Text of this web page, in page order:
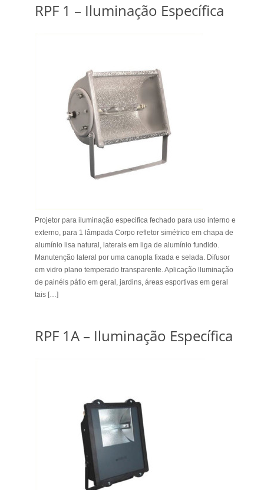
RPF 1 – Iluminação Específica
Projetor para iluminação especifica fechado para uso interno e
externo, para 1 lâmpada Corpo refletor simétrico em chapa de
alumínio lisa natural, laterais em liga de alumínio fundido.
Manutenção lateral por uma canopla fixada e selada. Difusor
em vidro plano temperado transparente. Aplicação lluminação
de painéis pátio em geral, jardins, áreas esportivas em geral
tais […]
RPF 1A – Iluminação Específica